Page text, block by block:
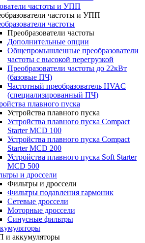
частоты и УПП
частоты и УПП
частоты
Преобразователи частоты
Дополнительные опции
Общепромышленные преобразователи
частоты с высокой перегрузкой
Преобразователи частоты до 22кВт
(базовые ПЧ)
Частотный преобразователь HVAC
(специализированный ПЧ)
плавного пуска
Устройства плавного пуска
Устройства плавного пуска Compact
Starter MCD 100
Устройства плавного пуска Compact
Starter MCD 200
Устройства плавного пуска Soft Starter
MCD 500
и дроссели
Фильтры и дроссели
Фильтры подавления гармоник
Сетевые дроссели
Моторные дроссели
Синусные фильтры
и аккумуляторы